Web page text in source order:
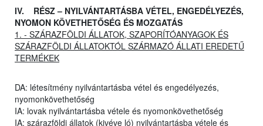
IV. RÉSZ – NYILVÁNTARTÁSBA VÉTEL, ENGEDÉLYEZÉS,
NYOMON KÖVETHETŐSÉG ÉS MOZGATÁS
1. - SZÁRAZFÖLDI ÁLLATOK, SZAPORÍTÓANYAGOK ÉS
SZÁRAZFÖLDI ÁLLATOKTÓL SZÁRMAZÓ ÁLLATI EREDETŰ
TERMÉKEK
DA: létesítmény nyilvántartásba vétel és engedélyezés,
nyomonkövethetőség
IA: lovak nyilvántartásba vétele és nyomonkövethetőség
IA: szárazföldi állatok (kivéve ló) nyilvántartásba vétele és